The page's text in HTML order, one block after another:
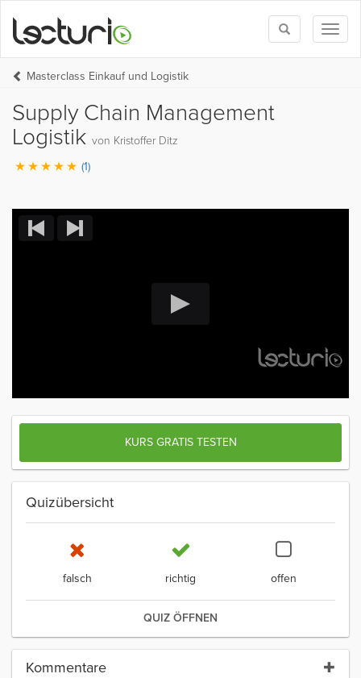
Toggle
search
Masterclass Einkauf und Logistik
Supply Chain Management
Logistik von Kristoffer Ditz
(1)
KURS GRATIS TESTEN
Quizübersicht
falsch richtig offen
QUIZ ÖFFNEN
Kommentare